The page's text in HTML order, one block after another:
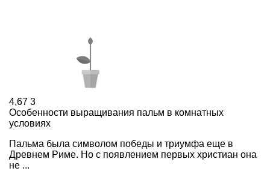
4,67 3
Особенности выращивания пальм в комнатных
условиях
Пальма была символом победы и триумфа еще в
Древнем Риме. Но с появлением первых христиан она
не ...